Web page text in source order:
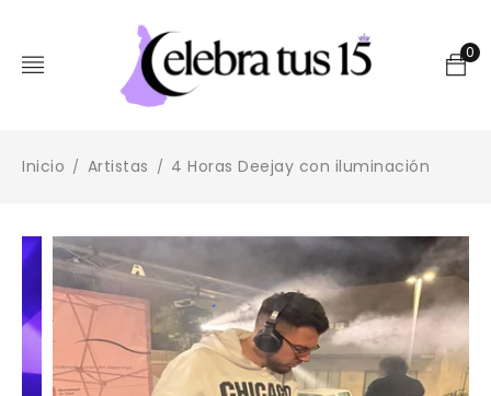
0
Inicio / Artistas / 4 Horas Deejay con iluminación